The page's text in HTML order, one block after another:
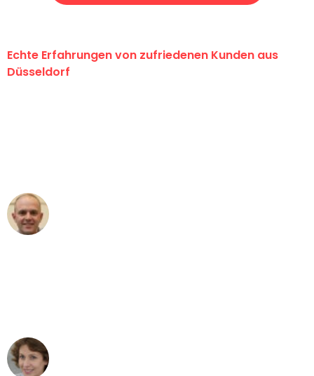
Echte Erfahrungen von zufriedenen Kunden aus
Düsseldorf